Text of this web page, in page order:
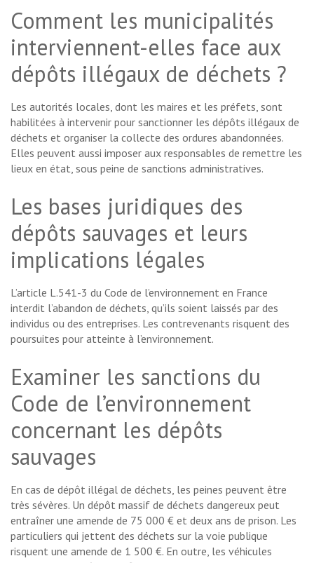
Comment les municipalités
interviennent-elles face aux
dépôts illégaux de déchets ?
Les autorités locales, dont les maires et les préfets, sont
habilitées à intervenir pour sanctionner les dépôts illégaux de
déchets et organiser la collecte des ordures abandonnées.
Elles peuvent aussi imposer aux responsables de remettre les
lieux en état, sous peine de sanctions administratives.
Les bases juridiques des
dépôts sauvages et leurs
implications légales
L’article L.541-3 du Code de l’environnement en France
interdit l’abandon de déchets, qu’ils soient laissés par des
individus ou des entreprises. Les contrevenants risquent des
poursuites pour atteinte à l’environnement.
Examiner les sanctions du
Code de l’environnement
concernant les dépôts
sauvages
En cas de dépôt illégal de déchets, les peines peuvent être
très sévères. Un dépôt massif de déchets dangereux peut
entraîner une amende de 75 000 € et deux ans de prison. Les
particuliers qui jettent des déchets sur la voie publique
risquent une amende de 1 500 €. En outre, les véhicules